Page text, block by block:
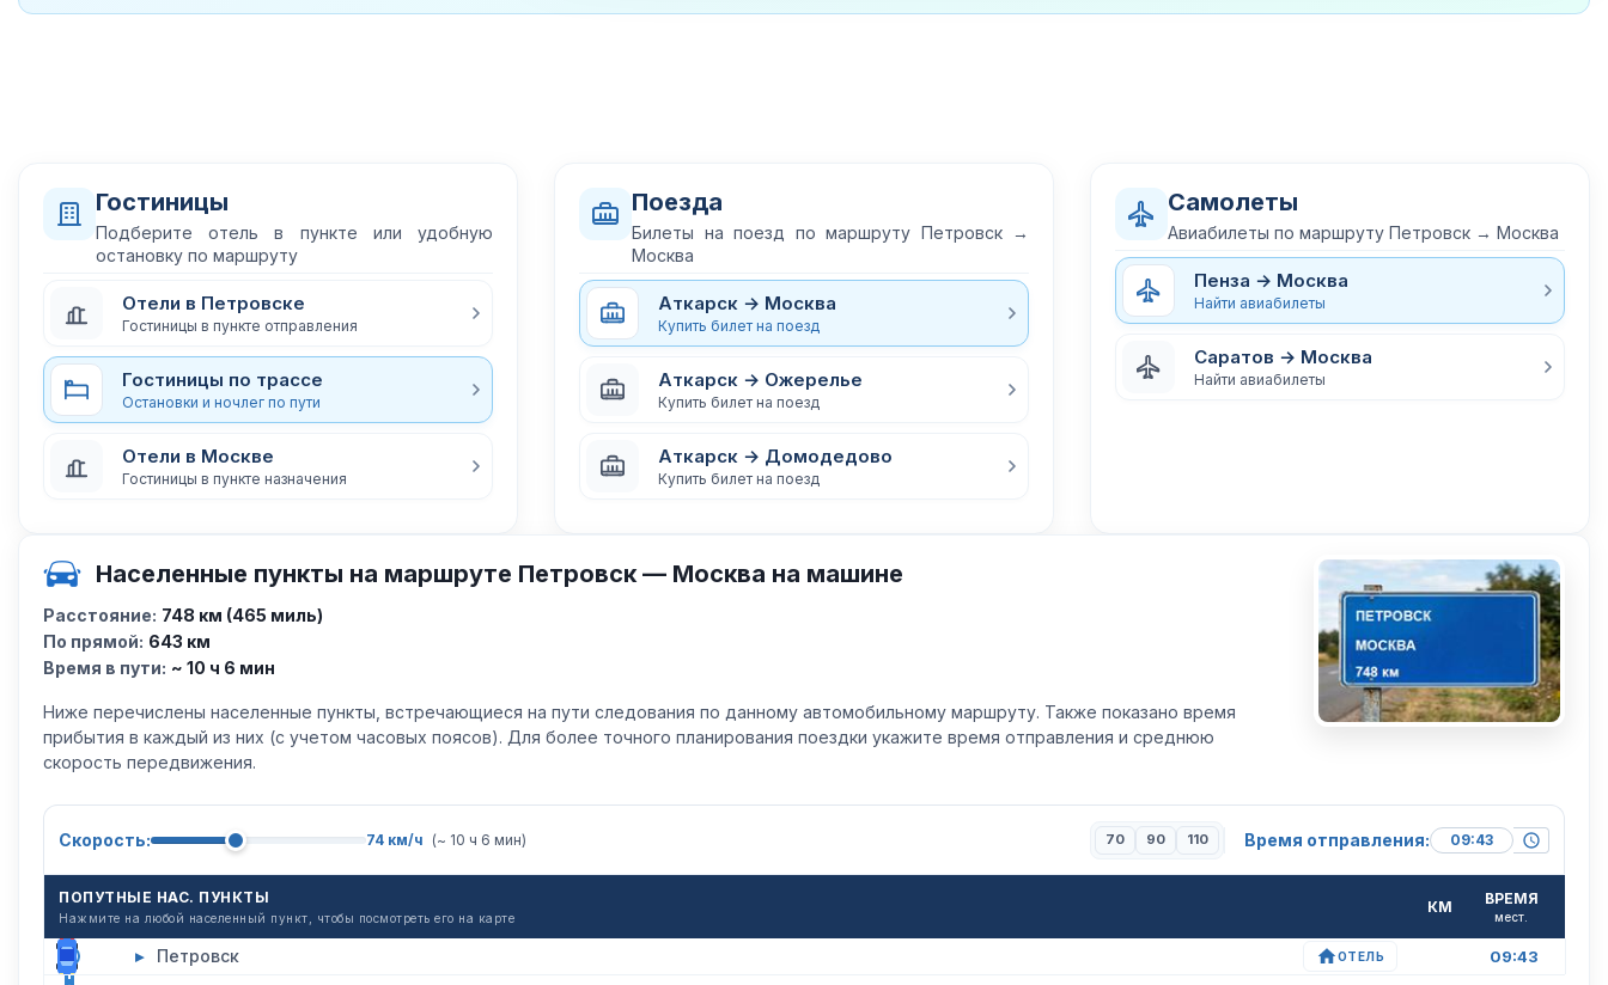
Гостиницы
Подберите отель в пункте или удобную
остановку по маршруту
Отели в Петровске
Гостиницы в пункте отправления
Гостиницы по трассе
Остановки и ночлег по пути
Отели в Москве
Гостиницы в пункте назначения
Поезда
Билеты на поезд по маршруту Петровск →
Москва
Аткарск → Москва
Купить билет на поезд
Аткарск → Ожерелье
Купить билет на поезд
Аткарск → Домодедово
Купить билет на поезд
Самолеты
Авиабилеты по маршруту Петровск → Москва
Пенза → Москва
Найти авиабилеты
Саратов → Москва
Найти авиабилеты
Населенные пункты на маршруте Петровск — Москва на машине
Расстояние: 748 км (465 миль)
По прямой: 643 км
Время в пути: ~ 10 ч 6 мин
Ниже перечислены населенные пункты, встречающиеся на пути следования по данному автомобильному маршруту. Также показано время
прибытия в каждый из них (с учетом часовых поясов). Для более точного планирования поездки укажите время отправления и среднюю
скорость передвижения.
Скорость: 74 км/ч (~ 10 ч 6 мин) 70 90 110 Время отправления:
ПОПУТНЫЕ НАС. ПУНКТЫ
Нажмите на любой населенный пункт, чтобы посмотреть его на карте
КМ ВРЕМЯ
мест.
▸ Петровск ОТЕЛЬ 09:43